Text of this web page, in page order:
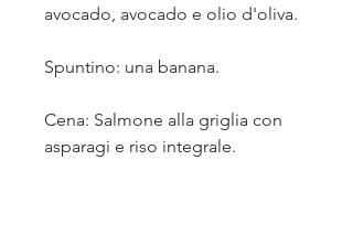
avocado, avocado e olio d'oliva.
Spuntino: una banana.
Cena: Salmone alla griglia con
asparagi e riso integrale.